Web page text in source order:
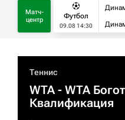
Матч-
центр
Футбол
09.08 14:30
Теннис
WTA- WTA
Квалификация